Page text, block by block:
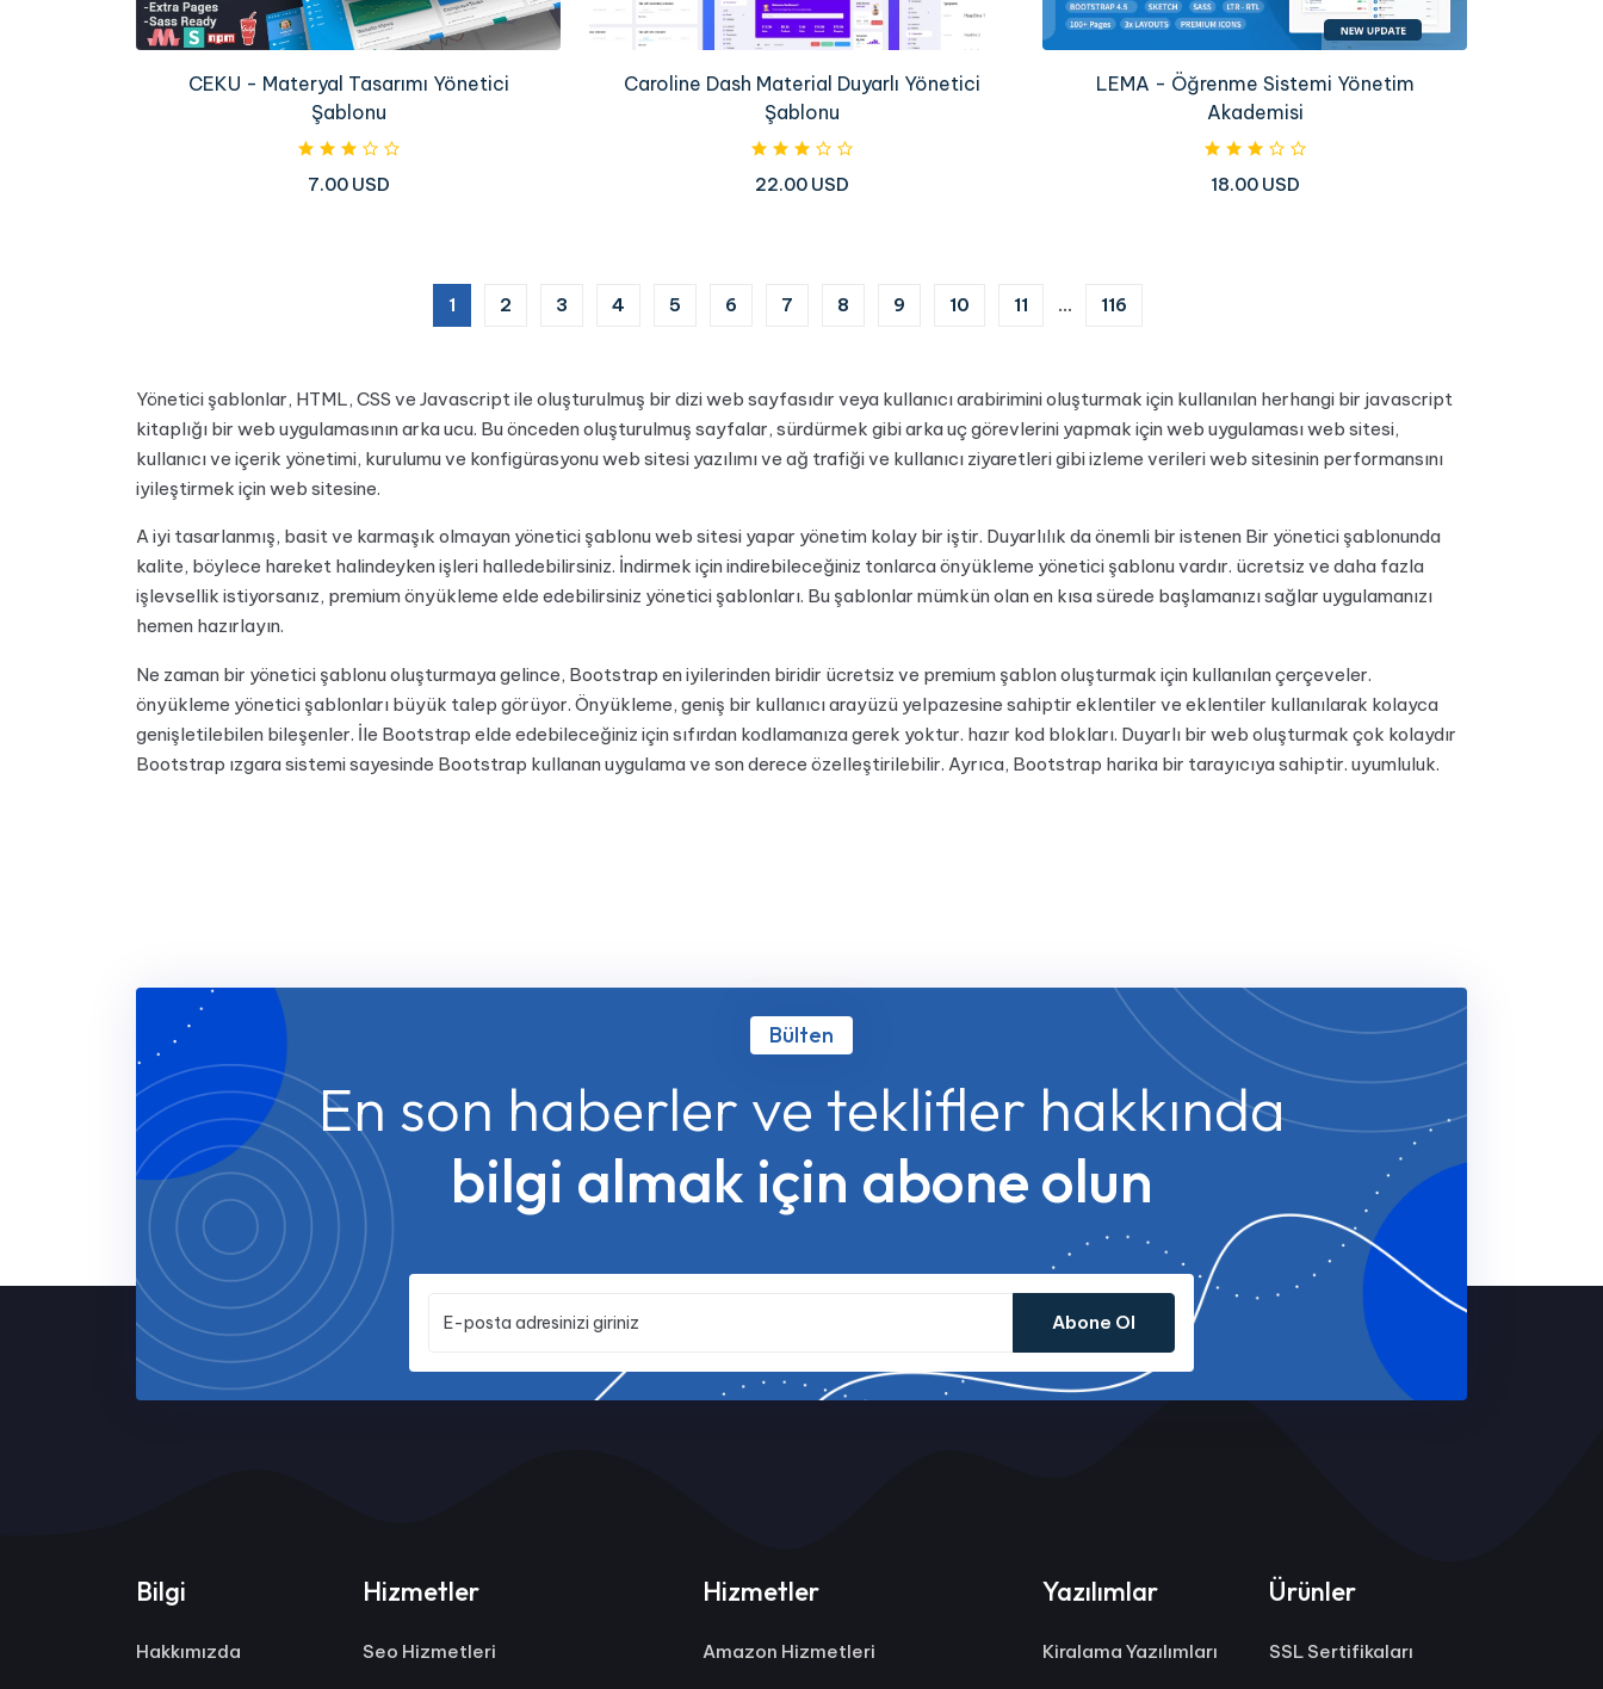
CEKU - Materyal Tasarımı Yönetici
Şablonu
7.00 USD
Caroline Dash Material Duyarlı Yönetici
Şablonu
22.00 USD
LEMA - Öğrenme Sistemi Yönetim
Akademisi
18.00 USD
1(current)
2 3 4 5 6 7 8 9 10 11 ... 116
Yönetici şablonlar, HTML, CSS ve Javascript ile oluşturulmuş bir dizi web sayfasıdır veya kullanıcı arabirimini oluşturmak için kullanılan herhangi bir javascript
kitaplığı bir web uygulamasının arka ucu. Bu önceden oluşturulmuş sayfalar, sürdürmek gibi arka uç görevlerini yapmak için web uygulaması web sitesi,
kullanıcı ve içerik yönetimi, kurulumu ve konfigürasyonu web sitesi yazılımı ve ağ trafiği ve kullanıcı ziyaretleri gibi izleme verileri web sitesinin performansını
iyileştirmek için web sitesine.
A iyi tasarlanmış, basit ve karmaşık olmayan yönetici şablonu web sitesi yapar yönetim kolay bir iştir. Duyarlılık da önemli bir istenen Bir yönetici şablonunda
kalite, böylece hareket halindeyken işleri halledebilirsiniz. İndirmek için indirebileceğiniz tonlarca önyükleme yönetici şablonu vardır. ücretsiz ve daha fazla
işlevsellik istiyorsanız, premium önyükleme elde edebilirsiniz yönetici şablonları. Bu şablonlar mümkün olan en kısa sürede başlamanızı sağlar uygulamanızı
hemen hazırlayın.
Ne zaman bir yönetici şablonu oluşturmaya gelince, Bootstrap en iyilerinden biridir ücretsiz ve premium şablon oluşturmak için kullanılan çerçeveler.
önyükleme yönetici şablonları büyük talep görüyor. Önyükleme, geniş bir kullanıcı arayüzü yelpazesine sahiptir eklentiler ve eklentiler kullanılarak kolayca
genişletilebilen bileşenler. İle Bootstrap elde edebileceğiniz için sıfırdan kodlamanıza gerek yoktur. hazır kod blokları. Duyarlı bir web oluşturmak çok kolaydır
Bootstrap ızgara sistemi sayesinde Bootstrap kullanan uygulama ve son derece özelleştirilebilir. Ayrıca, Bootstrap harika bir tarayıcıya sahiptir. uyumluluk.
Bülten
En son haberler ve teklifler hakkında
bilgi almak için abone olun
Abone Ol
Bilgi
Hakkımızda
Hizmetler
Seo Hizmetleri
Hizmetler
Amazon Hizmetleri
Yazılımlar
Kiralama Yazılımları
Ürünler
SSL Sertifikaları